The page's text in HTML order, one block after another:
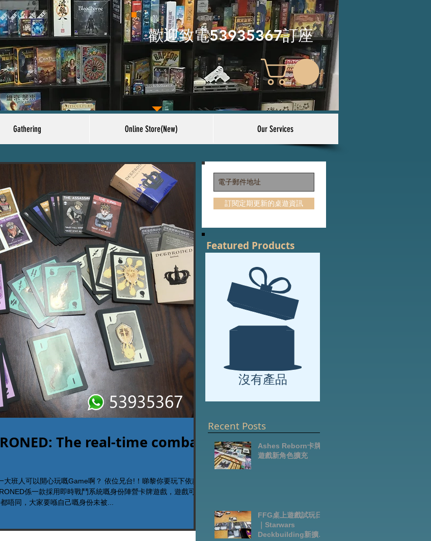
​歡迎致電53935367訂座
Gathering Online Store(New) Our Services
The real-time combat
班人可以開心玩嘅Game啊？ 依位兄台!！睇黎你要玩下依款
係一款採用即時戰鬥系統嘅身份陣營卡牌遊戲，遊戲可供
唔同，大家要喺自己嘅身份未被...
訂閱定期更新的桌遊資訊
Featured Products
Recent Posts
Ashes Reborn卡牌
遊戲新角色擴充
FFG桌上遊戲試玩日
｜Starwars
Deckbuilding新擴充
沒有產品